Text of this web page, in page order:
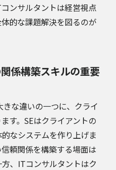
ンサルタントは経営視点
的な課題解決を図るのが
係構築スキルの重要
な違いの一つに、クライ
す。SEはクライアントの
なシステムを作り上げま
頼関係を構築する場面は
、ITコンサルタントはク